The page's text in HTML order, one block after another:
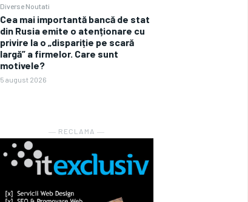
Diverse Noutati
Cea mai importantă bancă de stat
din Rusia emite o atenționare cu
privire la o „dispariție pe scară
largă” a firmelor. Care sunt
motivele?
5 august 2026
― RECLAMA ―